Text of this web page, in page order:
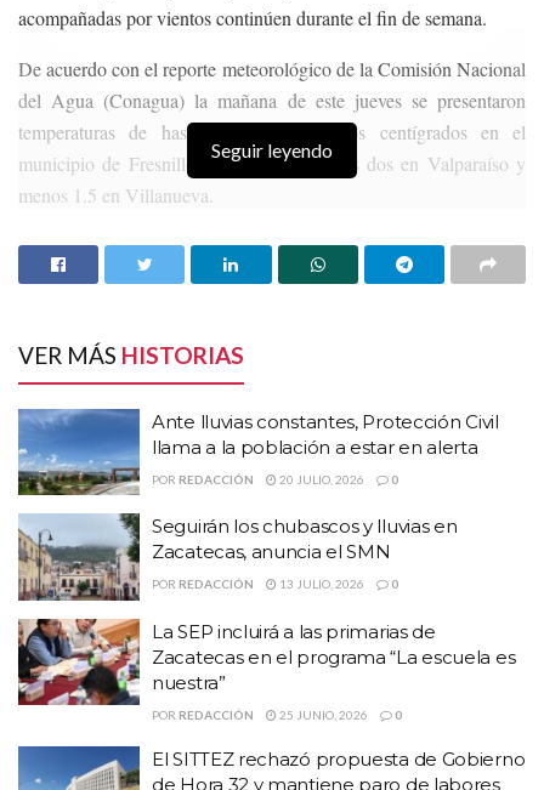
acompañadas por vientos continúen durante el fin de semana.
De acuerdo con el reporte meteorológico de la Comisión Nacional
del Agua (Conagua) la mañana de este jueves se presentaron
temperaturas de hasta menos 2.5 grados centígrados en el
municipio de Fresnillo, seguido de menos dos en Valparaíso y
menos 1.5 en Villanueva.
HISTORIAS RELACIONADAS
la población a estar en alerta
Seguirán los chubascos y lluvias en Zacatecas,
anuncia el SMN
La SEP incluirá a las primarias de Zacatecas en el
programa “La escuela es nuestra”
El Titular del Departamento de Bomberos de Protección Civil del
Estado, Antonio Caldera Alanís, dio a conocer que para esta
temporada invernal se pronostica la presencia de al menos 36
frentes fríos.
Señaló que actualmente el número 16 es el que está azotando
Zacatecas ocasionando en las próximas 72 horas, ambiente muy
frío por la mañana y noche y durante el día templado.
Seguir leyendo
VER MÁS HISTORIAS
Ante lluvias constantes, Protección Civil
llama a la población a estar en alerta
POR REDACCIÓN 20 JULIO, 2026 0
Seguirán los chubascos y lluvias en
Zacatecas, anuncia el SMN
POR REDACCIÓN 13 JULIO, 2026 0
La SEP incluirá a las primarias de
Zacatecas en el programa “La escuela es
nuestra”
POR REDACCIÓN 25 JUNIO, 2026 0
El SITTEZ rechazó propuesta de Gobierno
de Hora 32 y mantiene paro de labores